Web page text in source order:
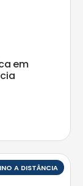
em
A DISTÂNCIA